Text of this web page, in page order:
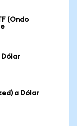
(Ondo
Dólar
a Dólar